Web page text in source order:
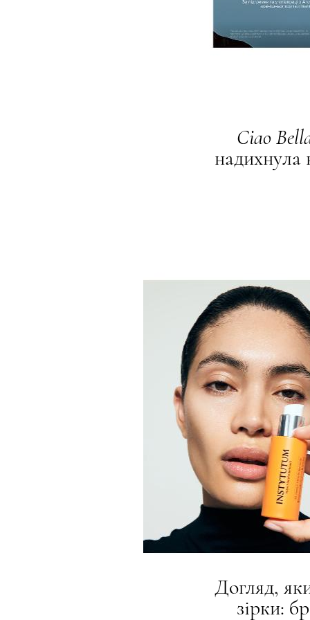
Ciao
надихнула
Догляд,
зірки: